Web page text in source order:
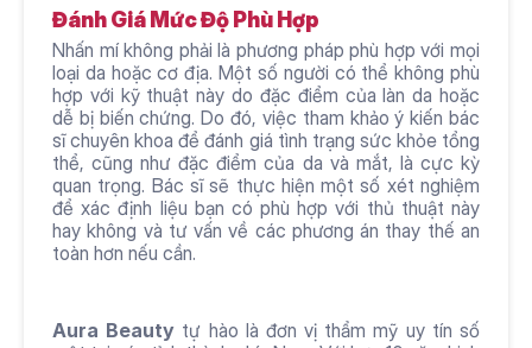
Đánh Giá Mức Độ Phù Hợp
Nhấn mí không phải là phương pháp phù hợp với mọi
loại da hoặc cơ địa. Một số người có thể không phù
hợp với kỹ thuật này do đặc điểm của làn da hoặc
dễ bị biến chứng. Do đó, việc tham khảo ý kiến bác
sĩ chuyên khoa để đánh giá tình trạng sức khỏe tổng
thể, cũng như đặc điểm của da và mắt, là cực kỳ
quan trọng. Bác sĩ sẽ thực hiện một số xét nghiệm
để xác định liệu bạn có phù hợp với thủ thuật này
hay không và tư vấn về các phương án thay thế an
toàn hơn nếu cần.
Aura Beauty tự hào là đơn vị thẩm mỹ uy tín số